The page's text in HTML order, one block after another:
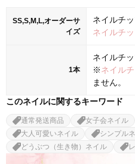
SS,S,M,L,オーダーサ
イズ
ネイルチ
ネイルチ
1本
ネイルチ
※ネイル
ません。
このネイルに関するキーワード
通常発送商品 女子会ネイル
大人可愛いネイル
シンプル
どうぶつ（生き物）ネイル